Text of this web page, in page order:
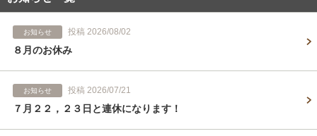
お知らせ 投稿 2026/08/02
８月のお休み
お知らせ 投稿 2026/07/21
７月２２，２３日と連休になります！